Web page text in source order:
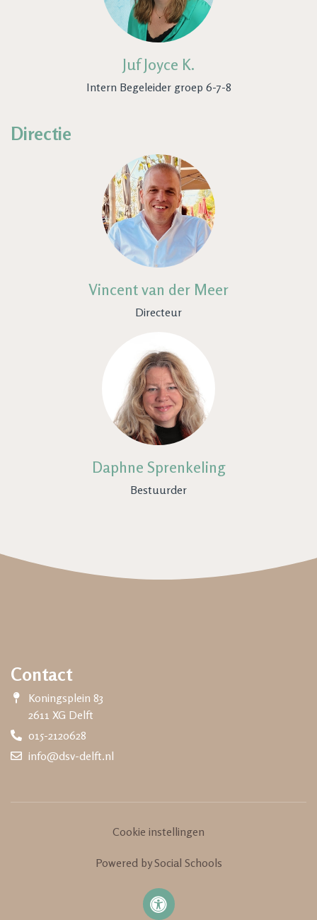
Juf Joyce K.
Intern Begeleider groep 6-7-8
Directie
Vincent van der Meer
Directeur
Daphne Sprenkeling
Bestuurder
Contact
Koningsplein 83
2611 XG Delft
015-2120628
info@dsv-delft.nl
Cookie instellingen
Powered bySocial Schools